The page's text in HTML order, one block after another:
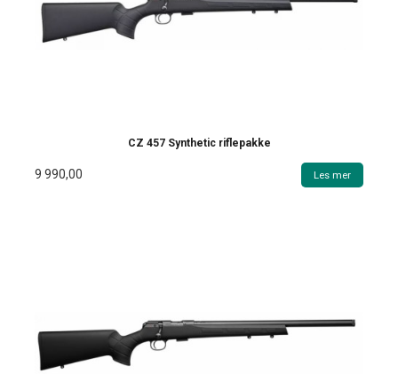
CZ 457 Synthetic riflepakke
9 990,00 Les mer